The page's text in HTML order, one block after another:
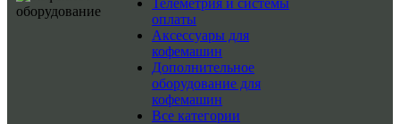
Телеметрия и системы
оплаты
Аксессуары для
кофемашин
Дополнительное
оборудование для
кофемашин
Все категории